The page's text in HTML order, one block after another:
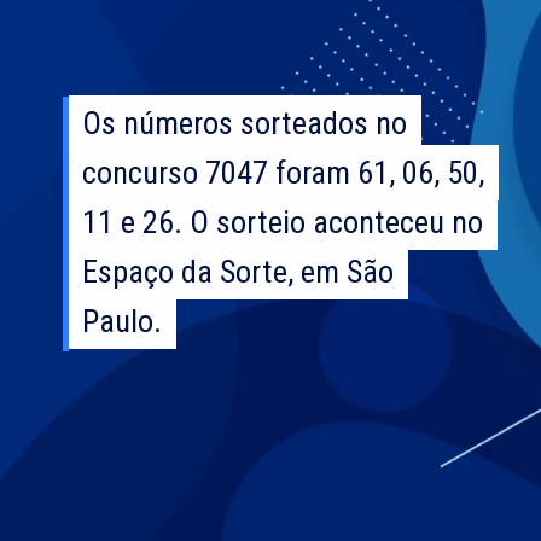
Os números sorteados no
concurso 7047 foram 61, 06, 50,
11 e 26. O sorteio aconteceu no
Espaço da Sorte, em São
Paulo.
Os números sorteados no
concurso 7047 foram 61, 06, 50,
11 e 26. O sorteio aconteceu no
Espaço da Sorte, em São
Paulo.